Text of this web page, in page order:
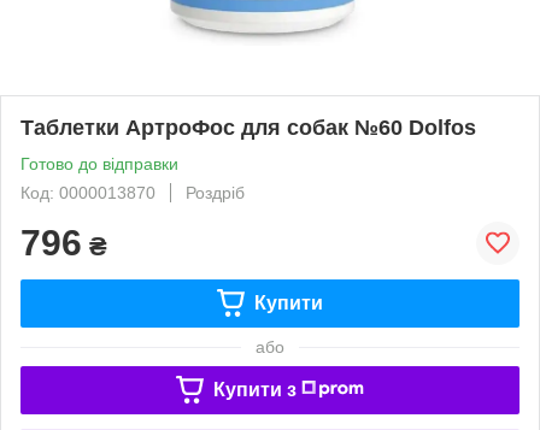
Таблетки АртроФос для собак №60 Dolfos
Готово до відправки
Код: 0000013870
Роздріб
796 ₴
Купити
або
Купити з